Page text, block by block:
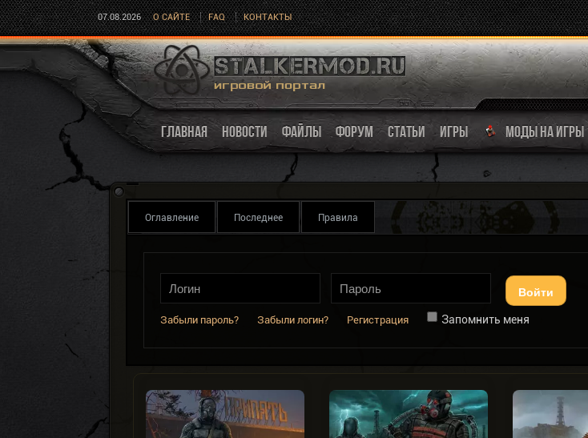
07.08.2026 О САЙТЕ FAQ КОНТАКТЫ
ГЛАВНАЯ НОВОСТИ ФАЙЛЫ ФОРУМ СТАТЬИ ИГРЫ МОДЫ НА ИГРЫ
Оглавление Последнее Правила
Войти
Забыли пароль? Забыли логин? Регистрация Запомнить меня